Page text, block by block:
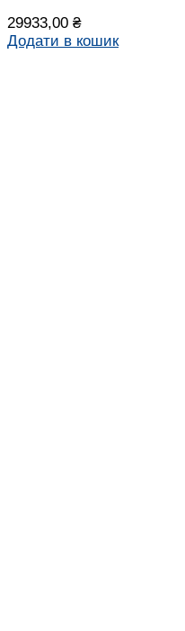
29933,00 ₴
Додати в кошик